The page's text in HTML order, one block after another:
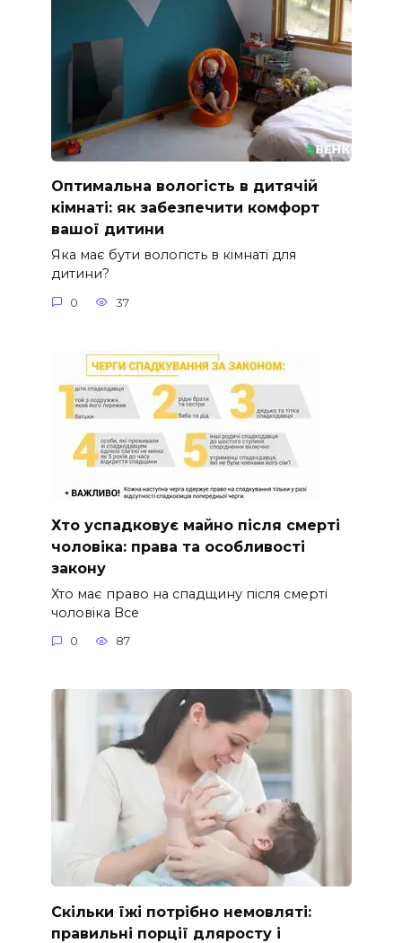
Оптимальна вологість в дитячій
кімнаті: як забезпечити комфорт
вашої дитини
Яка має бути вологість в кімнаті для
дитини?
0 37
Хто успадковує майно після смерті
чоловіка: права та особливості
закону
Хто має право на спадщину після смерті
чоловіка Все
0 87
Скільки їжі потрібно немовляті:
правильні порції дляросту і